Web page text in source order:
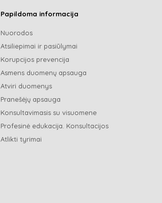
Papildoma informacija
Nuorodos
Atsiliepimai ir pasiūlymai
Korupcijos prevencija
Asmens duomenų apsauga
Atviri duomenys
Pranešėjų apsauga
Konsultavimasis su visuomene
Profesinė edukacija. Konsultacijos
Atlikti tyrimai